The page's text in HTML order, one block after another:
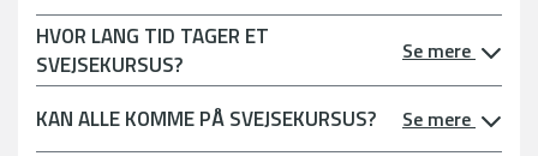
HVOR LANG TID TAGER ET
SVEJSEKURSUS?
Se mere
KAN ALLE KOMME PÅ SVEJSEKURSUS? Se mere